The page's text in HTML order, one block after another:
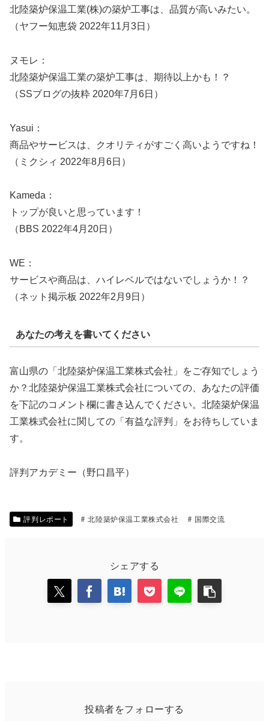
北陸築炉保温工業(株)の築炉工事は、品質が高いみたい。
（ヤフー知恵袋 2022年11月3日）
ヌモレ：
北陸築炉保温工業の築炉工事は、期待以上かも！？
（SSブログの抜粋 2020年7月6日）
Yasui：
商品やサービスは、クオリティがすごく高いようですね！
（ミクシィ 2022年8月6日）
Kameda：
トップが良いと思っています！
（BBS 2022年4月20日）
WE：
サービスや商品は、ハイレベルではないでしょうか！？
（ネット掲示板 2022年2月9日）
あなたの考えを書いてください
富山県の「北陸築炉保温工業株式会社」をご存知でしょう
か？北陸築炉保温工業株式会社についての、あなたの評価
を下記のコメント欄に書き込んでください。北陸築炉保温
工業株式会社に関しての「有益な評判」をお待ちしていま
す。
評判アカデミー（野口昌平）
評判レポート 北陸築炉保温工業株式会社 国際交流
シェアする
投稿者をフォローする